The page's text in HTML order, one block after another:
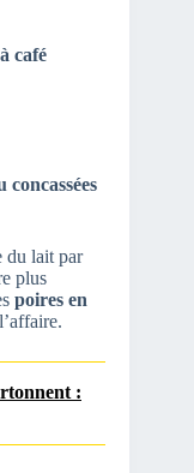
café
concassées
du lait par
plus
poires en
: